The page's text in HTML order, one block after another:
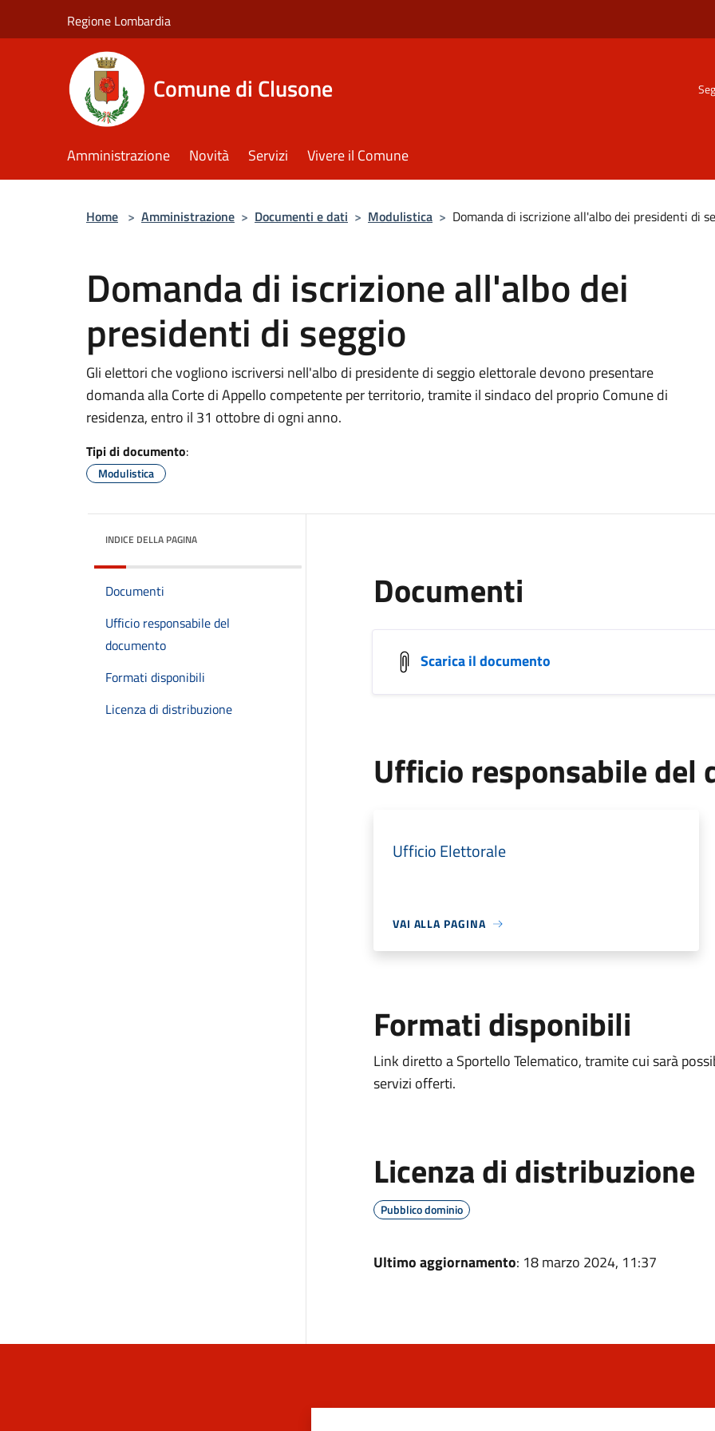
Regione Lombardia
Comune di Clusone
Amministrazione Novità Servizi Vivere il Comune
Home > Amministrazione > Documenti e dati > Modulistica > Domanda di iscrizione all'albo dei presidenti di
Domanda di iscrizione all'albo dei
presidenti di seggio
Gli elettori che vogliono iscriversi nell'albo di presidente di seggio elettorale devono presentare
domanda alla Corte di Appello competente per territorio, tramite il sindaco del proprio Comune di
residenza, entro il 31 ottobre di ogni anno.
Tipi di documento:
Modulistica
INDICE DELLA PAGINA
Documenti
Ufficio responsabile del
documento
Formati disponibili
Licenza di distribuzione
Documenti
Scarica il documento
Ufficio responsabile del
Ufficio Elettorale
VAI ALLA PAGINA
Formati disponibili
Link diretto a Sportello Telematico, tramite cui sarà
servizi offerti.
Licenza di distribuzione
Pubblico dominio
Ultimo aggiornamento: 18 marzo 2024, 11:37